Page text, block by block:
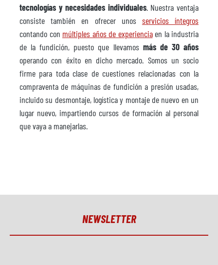
tecnologías y necesidades individuales. Nuestra ventaja
consiste también en ofrecer unos servicios íntegros
contando con múltiples años de experienciaen la industria
de la fundición, puesto que llevamos más de 30 años
operando con éxito en dicho mercado. Somos un socio
firme para toda clase de cuestiones relacionadas con la
compraventa de máquinas de fundición a presión usadas,
incluido su desmontaje, logística y montaje de nuevo en un
lugar nuevo, impartiendo cursos de formación al personal
que vaya a manejarlas.
NEWSLETTER